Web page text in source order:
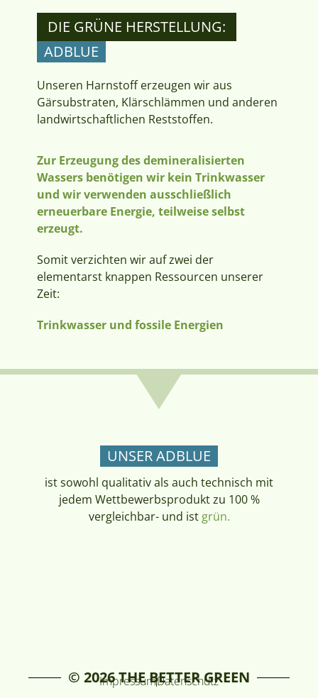
DIE GRÜNE HERSTELLUNG:
ADBLUE
Unseren Harnstoff erzeugen wir aus
Gärsubstraten, Klärschlämmen und anderen
landwirtschaftlichen Reststoffen.
Zur Erzeugung des demineralisierten
Wassers benötigen wir kein Trinkwasser
und wir verwenden ausschließlich
erneuerbare Energie, teilweise selbst
erzeugt.
Somit verzichten wir auf zwei der
elementarst knappen Ressourcen unserer
Zeit:
Trinkwasser und fossile Energien
UNSER ADBLUE
ist sowohl qualitativ als auch technisch mit
jedem Wettbewerbsprodukt zu 100 %
vergleichbar- und ist grün.
© 2026 THE BETTER GREEN
ImpressumDatenschutz